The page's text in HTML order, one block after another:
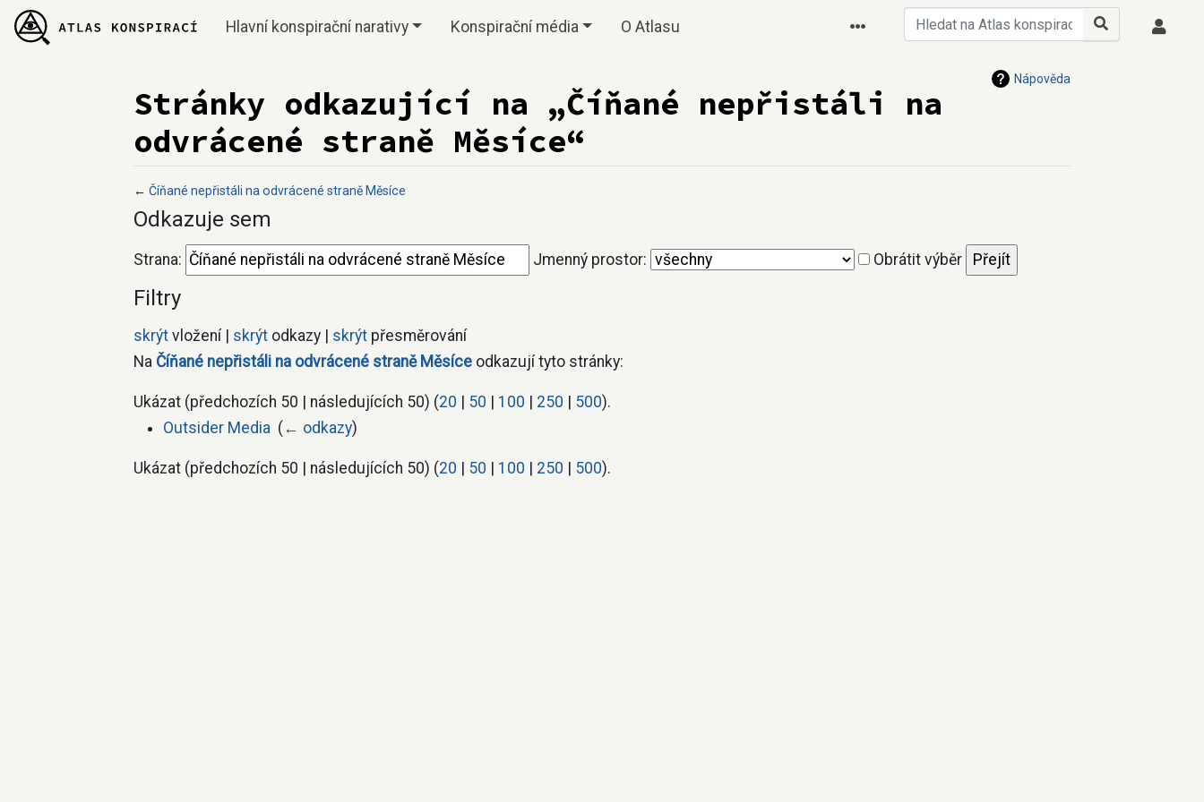
Hlavní konspirační narativy Konspirační média O Atlasu
Nápověda
Stránky odkazující na „Číňané nepřistáli na
odvrácené straně Měsíce“
← Číňané nepřistáli na odvrácené straně Měsíce
Přejít na:navigace,hledání
Odkazuje sem
Strana: Jmenný prostor: Obrátit výběr
Filtry
skrýt vložení | skrýt odkazy | skrýt přesměrování
Na Číňané nepřistáli na odvrácené straně Měsíce odkazují tyto stránky:
Ukázat (předchozích 50 | následujících 50) (20 | 50 | 100 | 250 | 500).
Outsider Media (← odkazy)
Ukázat (předchozích 50 | následujících 50) (20 | 50 | 100 | 250 | 500).